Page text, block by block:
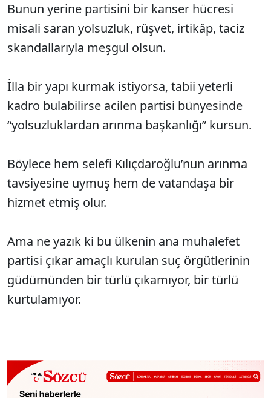
Bunun yerine partisini bir kanser hücresi
misali saran yolsuzluk, rüşvet, irtikâp, taciz
skandallarıyla meşgul olsun.
İlla bir yapı kurmak istiyorsa, tabii yeterli
kadro bulabilirse acilen partisi bünyesinde
“yolsuzluklardan arınma başkanlığı” kursun.
Böylece hem selefi Kılıçdaroğlu’nun arınma
tavsiyesine uymuş hem de vatandaşa bir
hizmet etmiş olur.
Ama ne yazık ki bu ülkenin ana muhalefet
partisi çıkar amaçlı kurulan suç örgütlerinin
güdümünden bir türlü çıkamıyor, bir türlü
kurtulamıyor.